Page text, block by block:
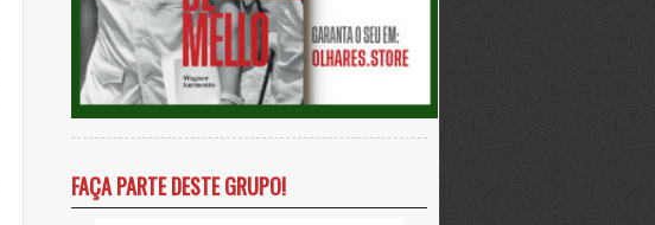
FAÇA PARTE DESTE GRUPO!